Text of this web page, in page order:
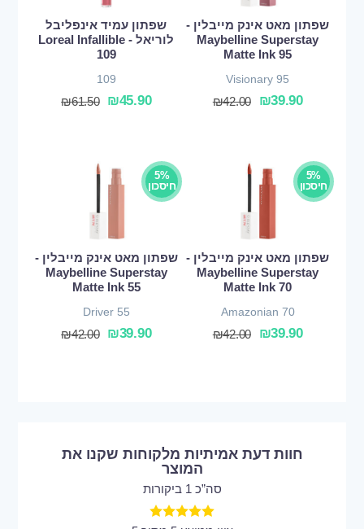
שפתון מאט אינק מייבלין -
Maybelline Superstay
Matte Ink 95
Visionary 95
₪39.90
₪42.00
שפתון עמיד אינפליבל
לוריאל - Loreal Infallible
109
109
₪45.90
₪61.50
5%
חיסכון
שפתון מאט אינק מייבלין -
Maybelline Superstay
Matte Ink 70
Amazonian 70
₪39.90
₪42.00
5%
חיסכון
שפתון מאט אינק מייבלין -
Maybelline Superstay
Matte Ink 55
Driver 55
₪39.90
₪42.00
חוות דעת אמיתיות מלקוחות שקנו את
המוצר
סה”כ 1 ביקורות